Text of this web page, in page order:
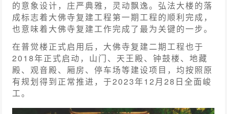
的意象设计，庄严典雅，灵动飘逸。弘法大楼的落
成标志着大佛寺复建工程第一期工程的顺利完成，
也意味着大佛寺复建工作完成了最为关键的一步。
在普觉楼正式启用后，大佛寺复建二期工程也于
2018年正式启动，山门、天王殿、钟鼓楼、地藏
殿、观音殿、厢房、停车场等建设项目，均按照原
有规划得到正常推进，于2023年12月28日全面峻
工。